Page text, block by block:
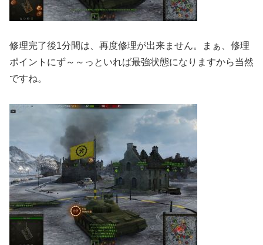
修理完了後1分間は、再度修理が出来ません。まぁ、修理
ポイントにず～～っといれば最強状態になりますから当然
ですね。